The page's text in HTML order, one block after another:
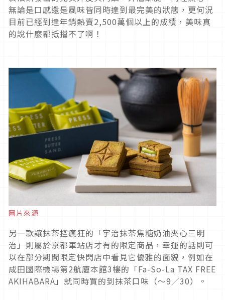
無論是口感還是風味皆同時達到最完美的狀態，更何況
目前已經到達年銷熱賣2,500萬個以上的成績，美味真
的說什麼都抵擋不了啊！
圖片來源
另一款讓抹茶控瘋狂的「宇治抹茶焦糖奶油夾心三明
治」則屬於京都車站店才有的限定商品，幸運的話則可
以在部分期間限定快閃店中看見它優雅的面貌，例如在
成田國際機場第2航廈本館3樓的「Fa-So-La TAX FREE
AKIHABARA」就同時買的到抹茶口味（～9／30）。